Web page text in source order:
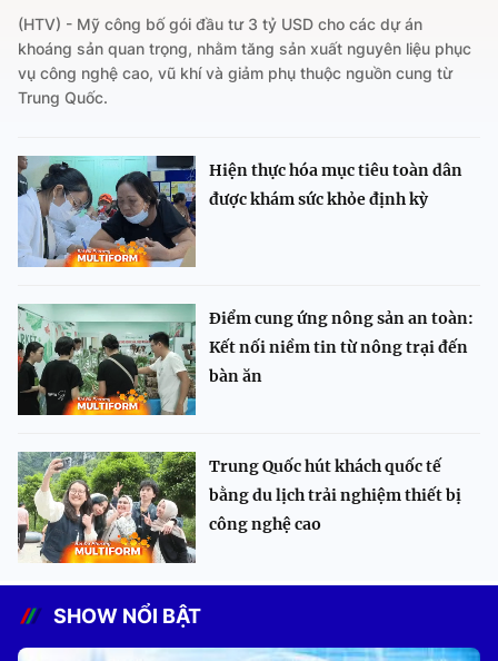
(HTV) - Mỹ công bố gói đầu tư 3 tỷ USD cho các dự án
khoáng sản quan trọng, nhằm tăng sản xuất nguyên liệu phục
vụ công nghệ cao, vũ khí và giảm phụ thuộc nguồn cung từ
Trung Quốc.
Hiện thực hóa mục tiêu toàn dân
được khám sức khỏe định kỳ
Điểm cung ứng nông sản an toàn:
Kết nối niềm tin từ nông trại đến
bàn ăn
Trung Quốc hút khách quốc tế
bằng du lịch trải nghiệm thiết bị
công nghệ cao
SHOW NỔI BẬT